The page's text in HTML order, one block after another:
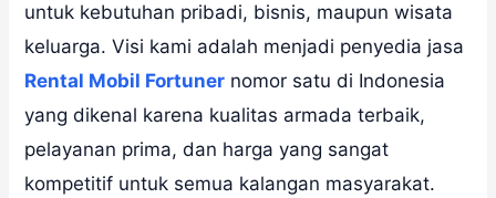
untuk kebutuhan pribadi, bisnis, maupun wisata
keluarga. Visi kami adalah menjadi penyedia jasa
Rental Mobil Fortuner nomor satu di Indonesia
yang dikenal karena kualitas armada terbaik,
pelayanan prima, dan harga yang sangat
kompetitif untuk semua kalangan masyarakat.